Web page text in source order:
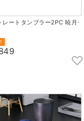
レートタンブラー2PC 暁月･